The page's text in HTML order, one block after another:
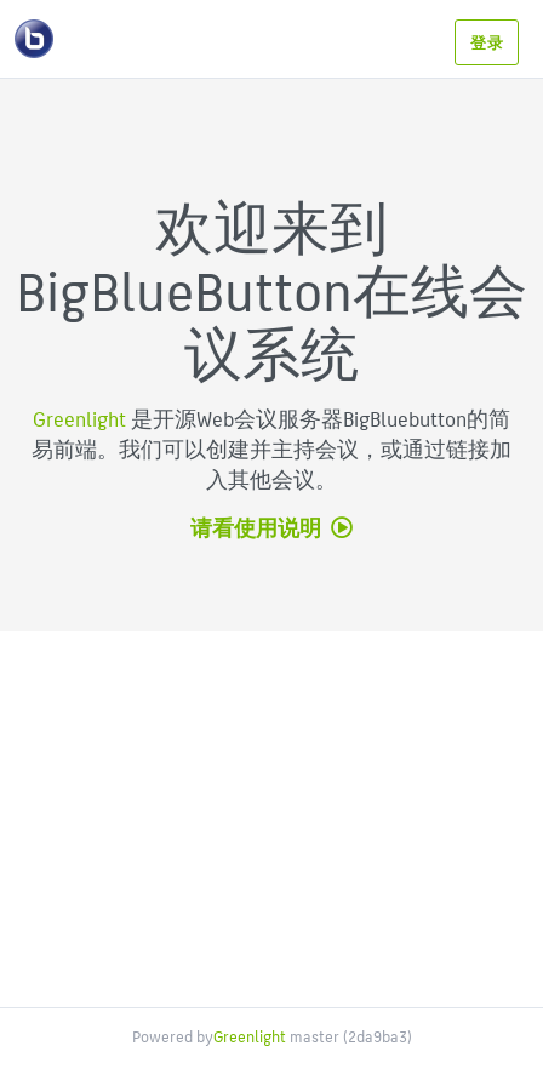
登录
欢迎来到
BigBlueButton在线会
议系统
Greenlight是开源Web会议服务器BigBluebutton的简
易前端。我们可以创建并主持会议，或通过链接加
入其他会议。
请看使用说明
Powered byGreenlightmaster (2da9ba3)